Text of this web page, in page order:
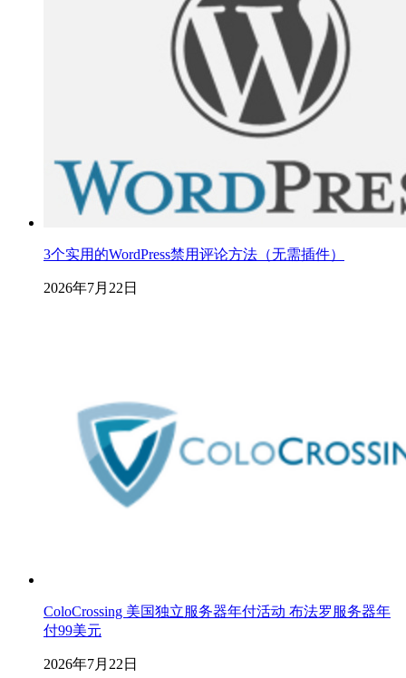
3个实用的WordPress禁用评论方法（无需插件）
2026年7月22日
ColoCrossing 美国独立服务器年付活动 布法罗服务器年
付99美元
2026年7月22日